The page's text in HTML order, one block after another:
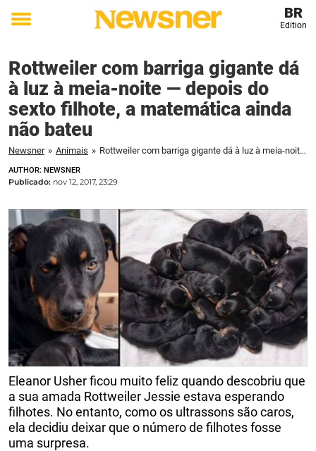
Toggle
BR
Edition
Rottweiler com barriga gigante dá
à luz à meia-noite — depois do
sexto filhote, a matemática ainda
não bateu
Newsner » Animais » Rottweiler com barriga gigante dá à luz à meia-noite — depois do sexto filhote, a matemática ainda não bateu
AUTHOR: NEWSNER
Publicado: nov 12, 2017, 23:29
Eleanor Usher ficou muito feliz quando descobriu que
a sua amada Rottweiler Jessie estava esperando
filhotes. No entanto, como os ultrassons são caros,
ela decidiu deixar que o número de filhotes fosse
uma surpresa.